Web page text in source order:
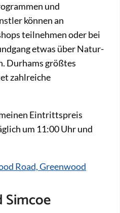
und
können an
teilnehmen oder bei
etwas über Natur-
Durhams größtes
zahlreiche
Eintrittspreis
um 11:00 Uhr und
Road, Greenwood
Simcoe